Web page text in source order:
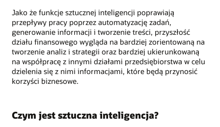
Jako że funkcje sztucznej inteligencji poprawiają
przepływy pracy poprzez automatyzację zadań,
generowanie informacji i tworzenie treści, przyszłość
działu finansowego wygląda na bardziej zorientowaną na
tworzenie analiz i strategii oraz bardziej ukierunkowaną
na współpracę z innymi działami przedsiębiorstwa w celu
dzielenia się z nimi informacjami, które będą przynosić
korzyści biznesowe.
Czym jest sztuczna inteligencja?